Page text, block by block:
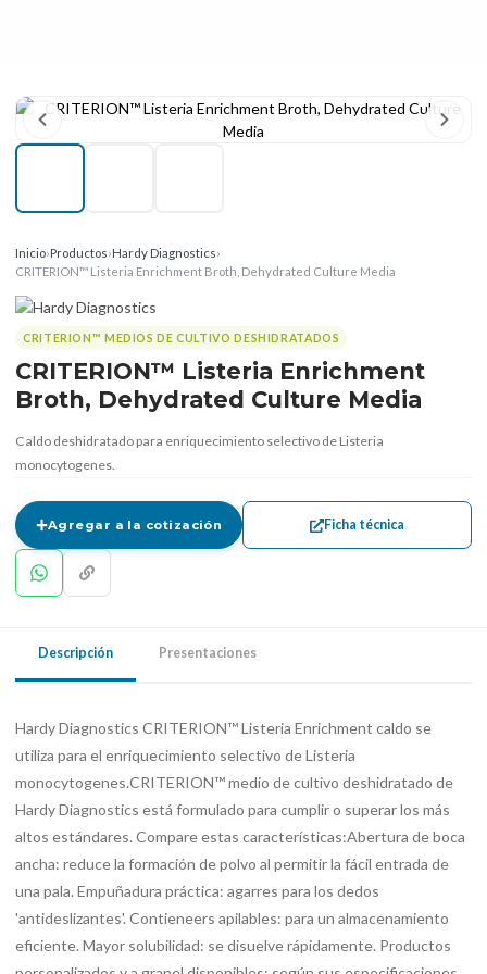
Inicio›Productos›Hardy Diagnostics›
CRITERION™ Listeria Enrichment Broth, Dehydrated Culture Media
CRITERION™ MEDIOS DE CULTIVO DESHIDRATADOS
CRITERION™ Listeria Enrichment
Broth, Dehydrated Culture Media
Caldo deshidratado para enriquecimiento selectivo de Listeria
monocytogenes.
Agregar a la cotización Ficha técnica
Descripción Presentaciones
Hardy Diagnostics CRITERION™ Listeria Enrichment caldo se
utiliza para el enriquecimiento selectivo de Listeria
monocytogenes.CRITERION™ medio de cultivo deshidratado de
Hardy Diagnostics está formulado para cumplir o superar los más
altos estándares. Compare estas características:Abertura de boca
ancha: reduce la formación de polvo al permitir la fácil entrada de
una pala. Empuñadura práctica: agarres para los dedos
'antideslizantes'. Contieneers apilables: para un almacenamiento
eficiente. Mayor solubilidad: se disuelve rápidamente. Productos